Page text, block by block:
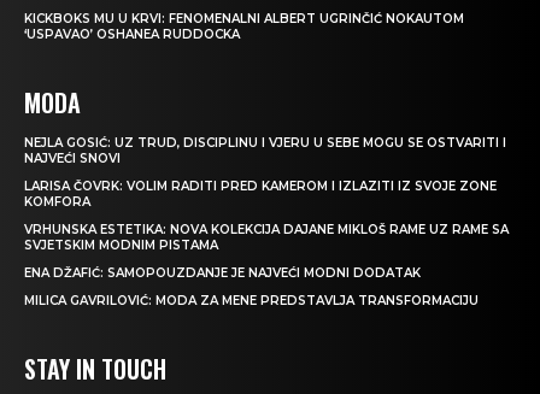
KICKBOKS MU U KRVI: FENOMENALNI ALBERT UGRINČIĆ NOKAUTOM
‘USPAVAO’ OSHANEA RUDDOCKA
MODA
NEJLA GOSIĆ: UZ TRUD, DISCIPLINU I VJERU U SEBE MOGU SE OSTVARITI I
NAJVEĆI SNOVI
LARISA ČOVRK: VOLIM RADITI PRED KAMEROM I IZLAZITI IZ SVOJE ZONE
KOMFORA
VRHUNSKA ESTETIKA: NOVA KOLEKCIJA DAJANE MIKLOŠ RAME UZ RAME SA
SVJETSKIM MODNIM PISTAMA
ENA DŽAFIĆ: SAMOPOUZDANJE JE NAJVEĆI MODNI DODATAK
MILICA GAVRILOVIĆ: MODA ZA MENE PREDSTAVLJA TRANSFORMACIJU
STAY IN TOUCH